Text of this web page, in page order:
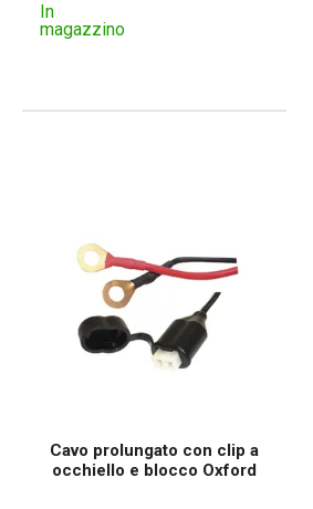
In
magazzino
Cavo prolungato con clip a
occhiello e blocco Oxford